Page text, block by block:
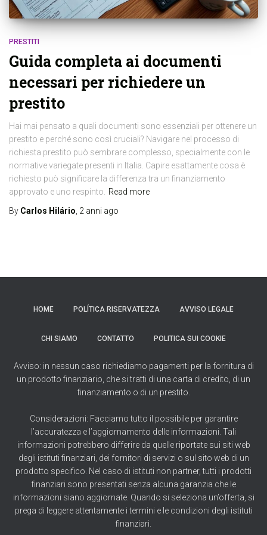
PRESTITI
Guida completa ai documenti
necessari per richiedere un
prestito
Hai mai pensato a quali documenti sono essenziali per ottenere un
prestito e perché sono così cruciali? Navigare nel processo di
richiesta prestito può sembrare complesso, specialmente con le
normative variegate presenti in Italia. Capire esattamente cosa è
richiesto può significare la differenza tra un finanziamento
approvato e uno respinto.
Read more
By Carlos Hilário 2 anni ago
HOME POLÍTICA RISERVATEZZA AVVISO LEGALE
CHI SIAMO CONTATTO POLITICA SUI COOKIE
Avviso: in nessun caso richiediamo pagamenti per la fornitura di
un prodotto finanziario, che si tratti di una carta di credito, di un
finanziamento o di un prestito.
Considerazioni: Facciamo tutto il possibile per garantire
l’accuratezza e l’aggiornamento delle informazioni. Tali
informazioni potrebbero differire da quelle riportate sui siti web
degli istituti finanziari, dei fornitori di servizi o sul sito web di un
prodotto specifico. Nel caso di istituti non partner, tutti i prodotti
finanziari sono presentati senza alcuna garanzia che le
informazioni siano aggiornate. Quando si seleziona un’offerta, si
prega di leggere attentamente i termini e le condizioni degli istituti
finanziari.